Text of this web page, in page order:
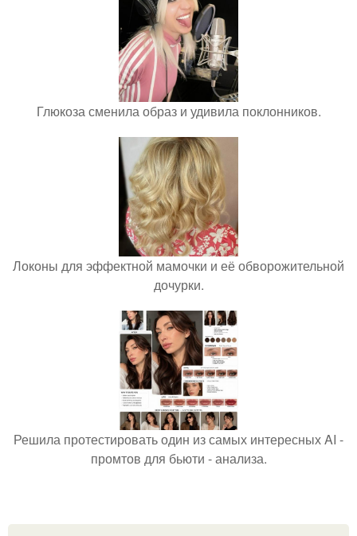
Глюкоза сменила образ и удивила поклонников.
Локоны для эффектной мамочки и её обворожительной
дочурки.
Решила протестировать один из самых интересных AI -
промтов для бьюти - анализа.